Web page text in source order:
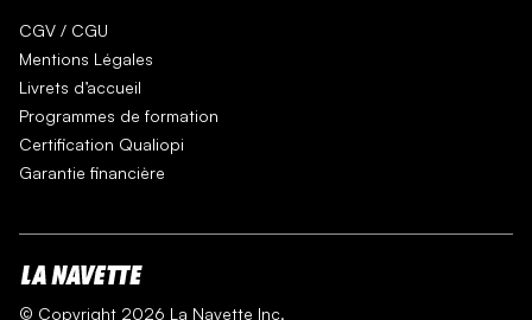
CGV / CGU
Mentions Légales
Livrets d’accueil
Programmes de formation
Certification Qualiopi
Garantie financière
© Copyright 2026 La Navette Inc.